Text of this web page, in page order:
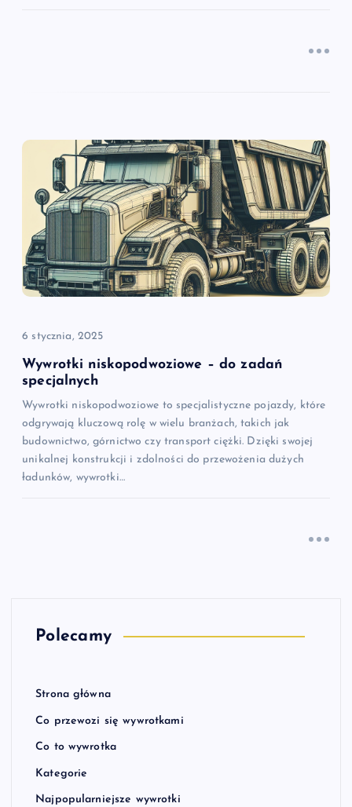
6 stycznia, 2025
Wywrotki niskopodwoziowe – do zadań
specjalnych
Wywrotki niskopodwoziowe to specjalistyczne pojazdy, które
odgrywają kluczową rolę w wielu branżach, takich jak
budownictwo, górnictwo czy transport ciężki. Dzięki swojej
unikalnej konstrukcji i zdolności do przewożenia dużych
ładunków, wywrotki…
Polecamy
Strona główna
Co przewozi się wywrotkami
Co to wywrotka
Kategorie
Najpopularniejsze wywrotki